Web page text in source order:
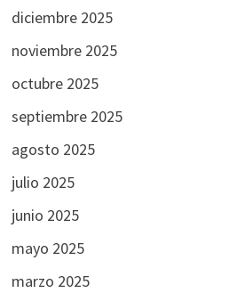
diciembre 2025
noviembre 2025
octubre 2025
septiembre 2025
agosto 2025
julio 2025
junio 2025
mayo 2025
marzo 2025